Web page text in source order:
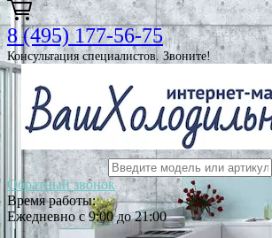
8 (495) 177-56-75
Консультация специалистов. Звоните!
Обратный звонок
Время работы:
Ежедневно с 9:00 до 21:00